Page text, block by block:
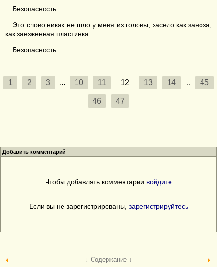
Безопасность...
Это слово никак не шло у меня из головы, засело как заноза,
как заезженная пластинка.
Безопасность...
1 2 3 ... 10 11 12 13 14 ... 45
46 47
Добавить комментарий
Чтобы добавлять комментарии войдите
Если вы не зарегистрированы, зарегистрируйтесь
↓ Содержание ↓